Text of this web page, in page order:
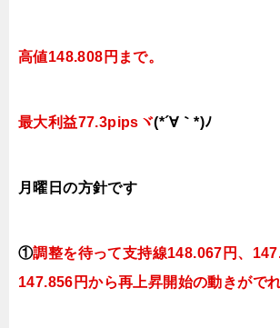
高値148.808円まで。
最大利益77.3pipsヾ(*´∀｀*)ﾉ
月曜日の方針です
①調整を待って支持線148.067円、
147.856円から再上昇開始の動きがで